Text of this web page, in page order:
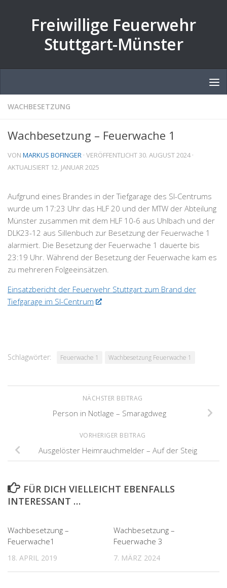
Freiwillige Feuerwehr
Stuttgart-Münster
WACHBESETZUNG
Wachbesetzung – Feuerwache 1
VON MARKUS BOFINGER · VERÖFFENTLICHT30. AUGUST 2024·
AKTUALISIERT 12. JANUAR 2025
Aufgrund eines Brandes in der Tiefgarage des SI-Centrums
wurde um 17:23 Uhr das HLF 20 und der MTW der Abteilung
Münster zusammen mit dem HLF 10-6 aus Uhlbach und der
DLK23-12 aus Sillenbuch zur Besetzung der Feuerwache 1
alarmiert. Die Besetzung der Feuerwache 1 dauerte bis
23:19 Uhr. Während der Besetzung der Feuerwache kam es
zu mehreren Folgeeinsätzen.
Einsatzbericht der Feuerwehr Stuttgart zum Brand der
Tiefgarage im SI-Centrum
Schlagwörter: Feuerwache 1 Wachbesetzung Feuerwache 1
NÄCHSTER BEITRAG
Person in Notlage – Smaragdweg
VORHERIGER BEITRAG
Ausgelöster Heimrauchmelder – Auf der Steig
FÜR DICH VIELLEICHT EBENFALLS
INTERESSANT …
Wachbesetzung –
Feuerwache1
18. APRIL 2019
Wachbesetzung –
Feuerwache 3
7. MÄRZ 2024